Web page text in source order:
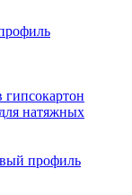
натяжных
профиль